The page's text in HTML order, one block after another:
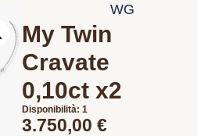
WG
My Twin
Cravate
0,10ct x2
Disponibilità: 1
3.750,00 €